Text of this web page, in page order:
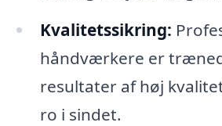
Kvalitetssikring:
håndværkere er
resultater af høj
ro i sindet.